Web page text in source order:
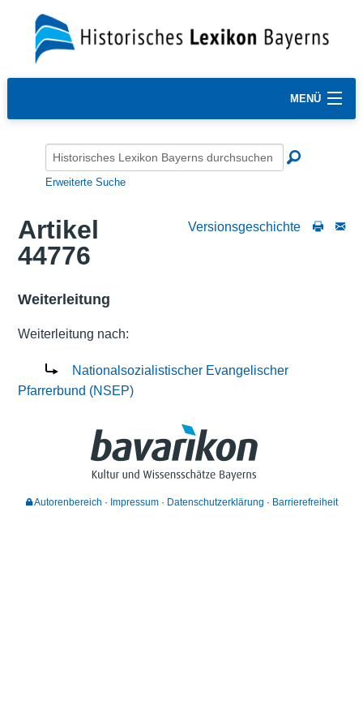
MENÜ
Erweiterte Suche
Versionsgeschichte
Artikel
44776
Weiterleitung
Weiterleitung nach:
Nationalsozialistischer Evangelischer
Pfarrerbund (NSEP)
Autorenbereich Impressum Datenschutzerklärung Barrierefreiheit